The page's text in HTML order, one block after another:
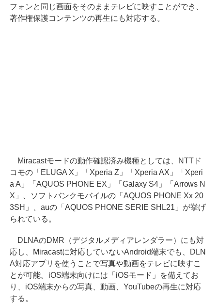
フォンと同じ画面をそのままテレビに映すことができ、
著作権保護コンテンツの再生にも対応する。
Miracastモードの動作確認済み機種としては、NTTド
コモの「ELUGA X」「Xperia Z」「Xperia AX」「Xperi
a A」「AQUOS PHONE EX」「Galaxy S4」「Arrows N
X」、ソフトバンクモバイルの「AQUOS PHONE Xx 20
3SH」、auの「AQUOS PHONE SERIE SHL21」が挙げ
られている。
DLNAのDMR（デジタルメディアレンダラー）にも対
応し、Miracastに対応していないAndroid端末でも、DLN
A対応アプリを使うことで写真や動画をテレビに映すこ
とが可能。iOS端末向けには「iOSモード」を備えてお
り、iOS端末からの写真、動画、YouTubeの再生に対応
する。